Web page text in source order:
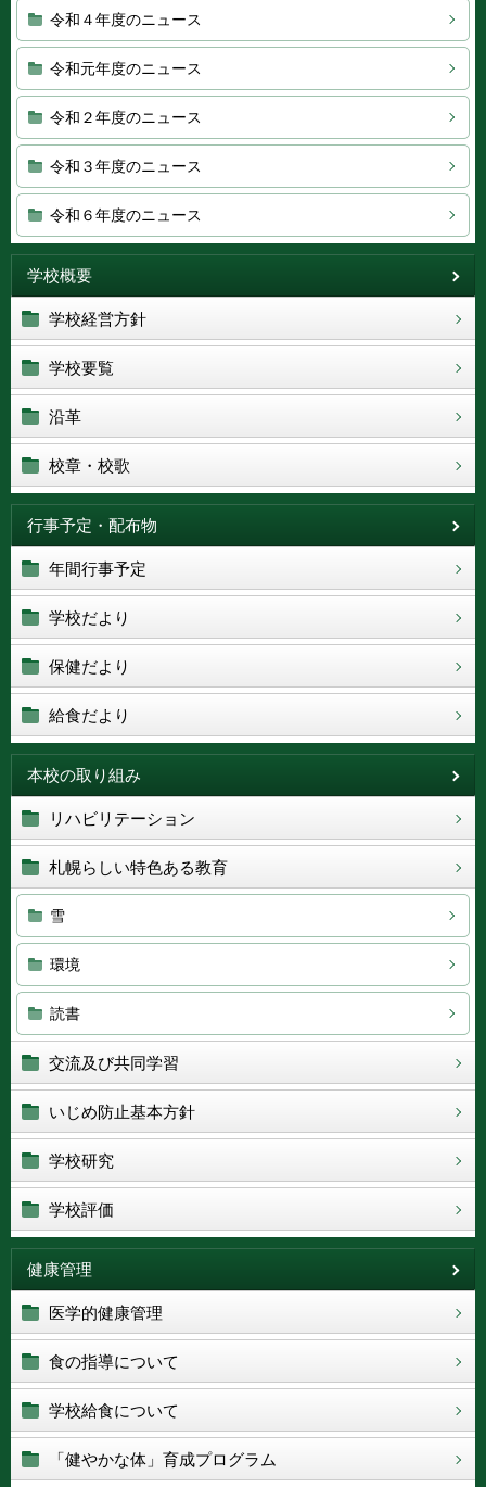
令和４年度のニュース
令和元年度のニュース
令和２年度のニュース
令和３年度のニュース
令和６年度のニュース
学校概要
学校経営方針
学校要覧
沿革
校章・校歌
行事予定・配布物
年間行事予定
学校だより
保健だより
給食だより
本校の取り組み
リハビリテーション
札幌らしい特色ある教育
雪
環境
読書
交流及び共同学習
いじめ防止基本方針
学校研究
学校評価
健康管理
医学的健康管理
食の指導について
学校給食について
「健やかな体」育成プログラム